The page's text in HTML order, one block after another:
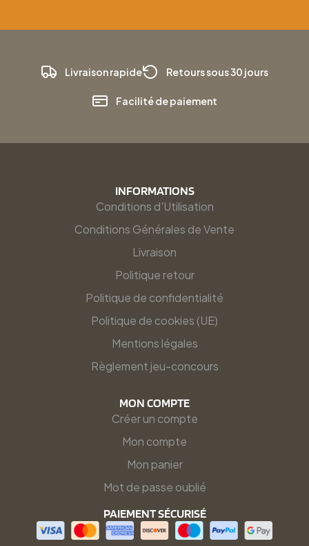
Livraison rapide Retours sous 30 jours
Facilité de paiement
INFORMATIONS
Conditions d'Utilisation
Conditions Générales de Vente
Livraison
Politique retour
Politique de confidentialité
Politique de cookies (UE)
Mentions légales
Règlement jeu-concours
MON COMPTE
Créer un compte
Mon compte
Mon panier
Mot de passe oublié
PAIEMENT SÉCURISÉ